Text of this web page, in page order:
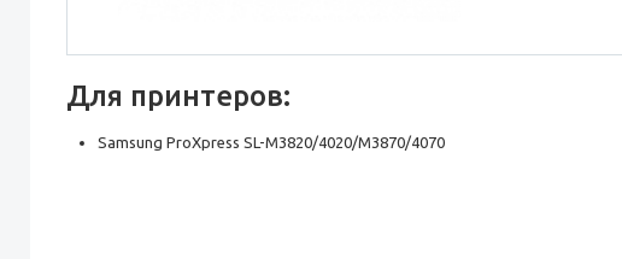
Для принтеров:
Samsung ProXpress SL-M3820/4020/M3870/4070